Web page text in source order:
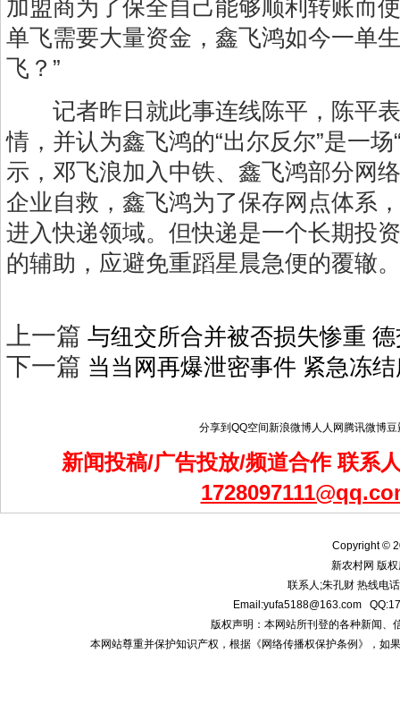
加盟商为了保全自己能够顺利转账而
单飞需要大量资金，鑫飞鸿如今一单
飞？”
记者昨日就此事连线陈平，陈平表
情，并认为鑫飞鸿的“出尔反尔”是一
示，邓飞浪加入中铁、鑫飞鸿部分网
企业自救，鑫飞鸿为了保存网点体系
进入快递领域。但快递是一个长期投
的辅助，应避免重蹈星晨急便的覆辙。
上一篇 与纽交所合并被否损失惨重
下一篇 当当网再爆泄密事件 紧急冻
分享到 QQ空间新浪微博人人网 腾讯微博豆
新闻投稿/广告投放/频道合作 联系
Copyright ©
新农村网 版
联系人;朱孔财 热线电
Email:yufa5188@163.com
版权声明：本网站所刊登的各种新闻、
本网站尊重并保护知识产权，根据《网络传播权保护条例》，如